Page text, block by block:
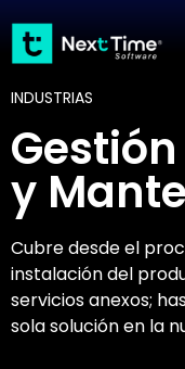
INDUSTRIAS
y
Cubre desde el
instalación del
servicios anexos;
sola solución en la